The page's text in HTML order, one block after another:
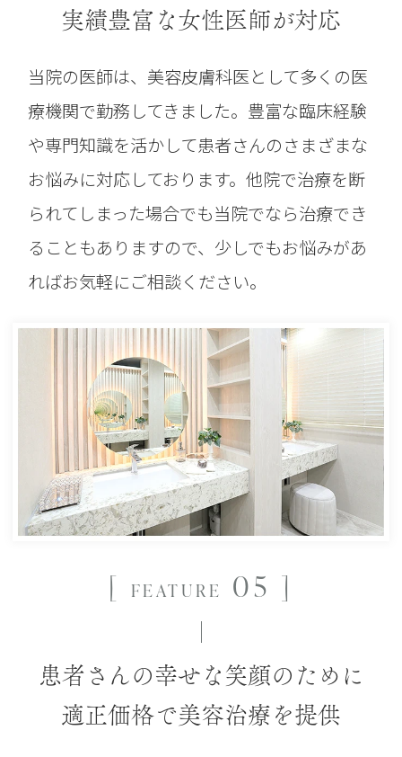
実績豊富な女性医師が対応
当院の医師は、美容皮膚科医として多くの医
療機関で勤務してきました。豊富な臨床経験
や専門知識を活かして患者さんのさまざまな
お悩みに対応しております。他院で治療を断
られてしまった場合でも当院でなら治療でき
ることもありますので、少しでもお悩みがあ
ればお気軽にご相談ください。
[ FEATURE 05 ]
患者さんの幸せな笑顔のために
適正価格で美容治療を提供